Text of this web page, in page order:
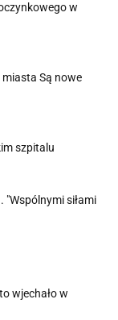
w
Są nowe
szpitalu
"Wspólnymi siłami
wjechało w